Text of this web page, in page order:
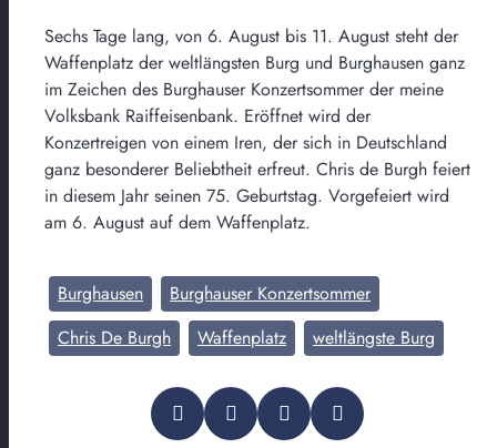
Sechs Tage lang, von 6. August bis 11. August steht der
Waffenplatz der weltlängsten Burg und Burghausen ganz
im Zeichen des Burghauser Konzertsommer der meine
Volksbank Raiffeisenbank. Eröffnet wird der
Konzertreigen von einem Iren, der sich in Deutschland
ganz besonderer Beliebtheit erfreut. Chris de Burgh feiert
in diesem Jahr seinen 75. Geburtstag. Vorgefeiert wird
am 6. August auf dem Waffenplatz.
Burghausen
Burghauser Konzertsommer
Chris De Burgh
Waffenplatz weltlängste Burg